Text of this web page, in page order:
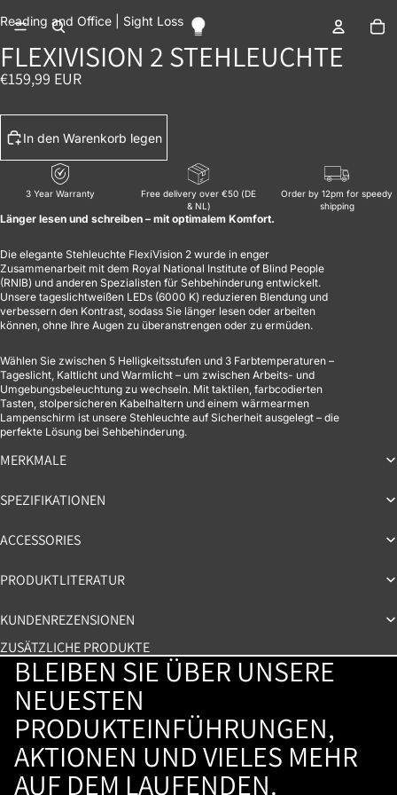
Reading and Office | Sight Loss
FLEXIVISION 2 STEHLEUCHTE
€159,99 EUR
In den Warenkorb legen
3 Year Warranty
Free delivery over €50 (DE
& NL)
Order by 12pm for speedy
shipping
Länger lesen und schreiben – mit optimalem Komfort.
Die elegante Stehleuchte FlexiVision 2 wurde in enger
Zusammenarbeit mit dem Royal National Institute of Blind People
(RNIB) und anderen Spezialisten für Sehbehinderung entwickelt.
Unsere tageslichtweißen LEDs (6000 K) reduzieren Blendung und
verbessern den Kontrast, sodass Sie länger lesen oder arbeiten
können, ohne Ihre Augen zu überanstrengen oder zu ermüden.
Wählen Sie zwischen 5 Helligkeitsstufen und 3 Farbtemperaturen –
Tageslicht, Kaltlicht und Warmlicht – um zwischen Arbeits- und
Umgebungsbeleuchtung zu wechseln. Mit taktilen, farbcodierten
Tasten, stolpersicheren Kabelhaltern und einem wärmearmen
Lampenschirm ist unsere Stehleuchte auf Sicherheit ausgelegt – die
perfekte Lösung bei Sehbehinderung.
MERKMALE
SPEZIFIKATIONEN
ACCESSORIES
PRODUKTLITERATUR
KUNDENREZENSIONEN
ZUSÄTZLICHE PRODUKTE
BLEIBEN SIE ÜBER UNSERE
NEUESTEN
PRODUKTEINFÜHRUNGEN,
AKTIONEN UND VIELES MEHR
AUF DEM LAUFENDEN.